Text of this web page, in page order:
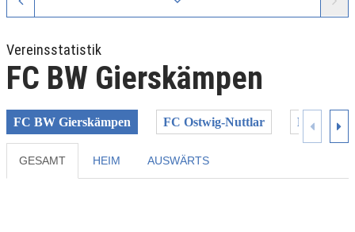
Vereinsstatistik
FC BW Gierskämpen
FC BW Gierskämpen FC Ostwig-Nuttlar FC
GESAMT HEIM AUSWÄRTS